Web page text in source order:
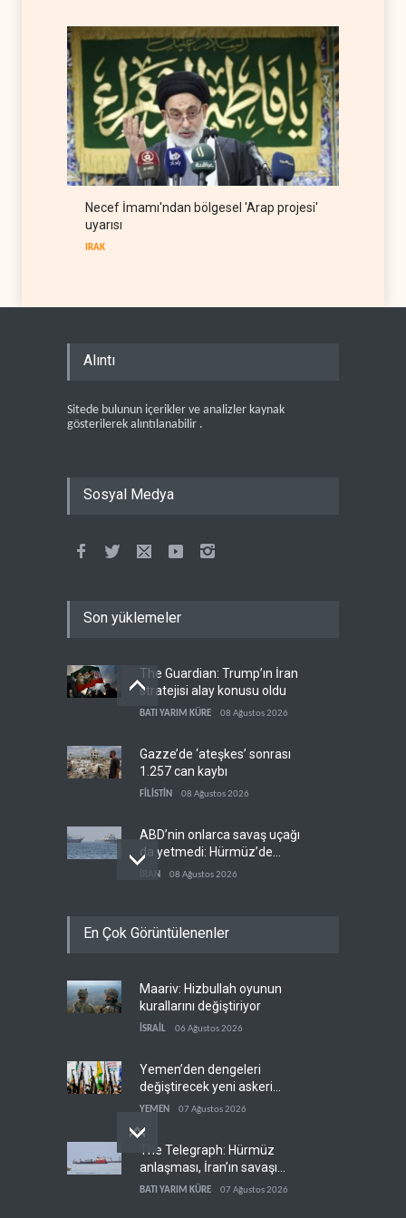
Necef İmamı'ndan bölgesel 'Arap projesi'
uyarısı
IRAK
Alıntı
Sitede bulunun içerikler ve analizler kaynak
gösterilerek alıntılanabilir .
Sosyal Medya
Son yüklemeler
The Guardian: Trump’ın İran
stratejisi alay konusu oldu
BATI YARIM KÜRE 08 Ağustos 2026
Gazze’de ‘ateşkes’ sonrası
1.257 can kaybı
FİLİSTİN 08 Ağustos 2026
ABD’nin onlarca savaş uçağı
da yetmedi: Hürmüz’de
gemi vuruldu
İRAN 08 Ağustos 2026
'Arap projesi' uyarısı
Mossad’ın İran'a karşı Kürt
planı neden çöktü?
En Çok Görüntülenenler
Maariv: Hizbullah oyunun
kurallarını değiştiriyor
İSRAİL 06 Ağustos 2026
Yemen’den dengeleri
değiştirecek yeni askeri
denklem
YEMEN 07 Ağustos 2026
The Telegraph: Hürmüz
anlaşması, İran’ın savaşı
kazandığını gösteriyor
BATI YARIM KÜRE 07 Ağustos 2026